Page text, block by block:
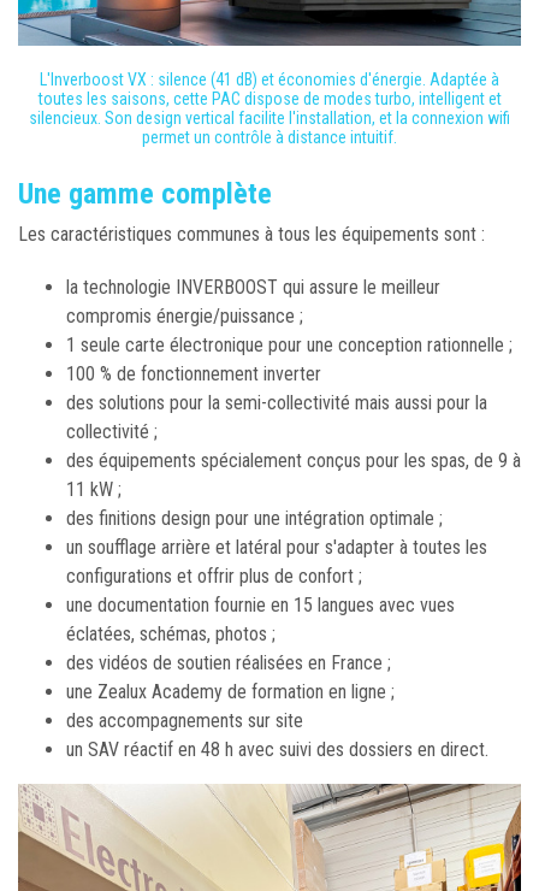
L'Inverboost VX : silence (41 dB) et économies d'énergie. Adaptée à
toutes les saisons, cette PAC dispose de modes turbo, intelligent et
silencieux. Son design vertical facilite l'installation, et la connexion wifi
permet un contrôle à distance intuitif.
Une gamme complète
Les caractéristiques communes à tous les équipements sont :
la technologie INVERBOOST qui assure le meilleur
compromis énergie/puissance ;
1 seule carte électronique pour une conception rationnelle ;
100 % de fonctionnement inverter
des solutions pour la semi-collectivité mais aussi pour la
collectivité ;
des équipements spécialement conçus pour les spas, de 9 à
11 kW ;
des finitions design pour une intégration optimale ;
un soufflage arrière et latéral pour s'adapter à toutes les
configurations et offrir plus de confort ;
une documentation fournie en 15 langues avec vues
éclatées, schémas, photos ;
des vidéos de soutien réalisées en France ;
une Zealux Academy de formation en ligne ;
des accompagnements sur site
un SAV réactif en 48 h avec suivi des dossiers en direct.